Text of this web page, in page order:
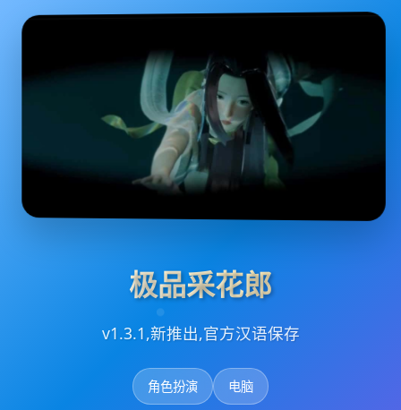
极品采花郎
v1.3.1,新推出,官方汉语保存
角色扮演 电脑